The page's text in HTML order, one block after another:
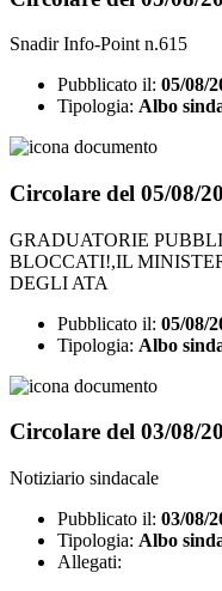
Snadir Info-Point n.615
Pubblicato il: 05/08/
Tipologia: Albo
Circolare del 05/08/
GRADUATORIE
BLOCCATI!,IL
DEGLI ATA
Pubblicato il: 05/08/
Tipologia: Albo
Circolare del 03/08/
Notiziario sindacale
Pubblicato il: 03/08/
Tipologia: Albo
Allegati: